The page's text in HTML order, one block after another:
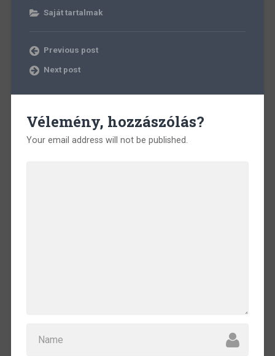
Saját tartalmak
Previous post
Next post
Vélemény, hozzászólás?
Your email address will not be published.